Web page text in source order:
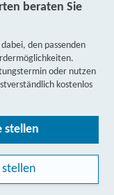
beraten Sie
den passenden
oder nutzen
kostenlos
stellen